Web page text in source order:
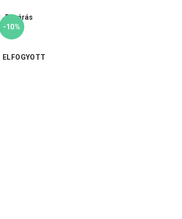
-10%
ELFOGYOTT
Bezárás